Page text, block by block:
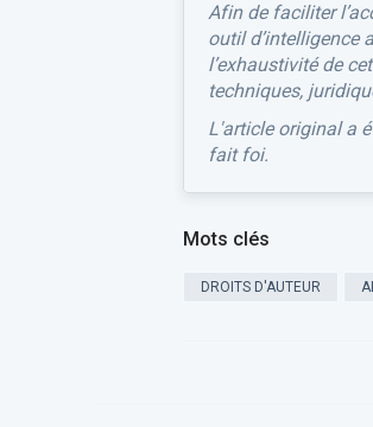
Afin de faciliter
outil d’intelligence
l’exhaustivité de
techniques,
L'article original a
fait foi.
Mots clés
DROITS D'AUTEUR